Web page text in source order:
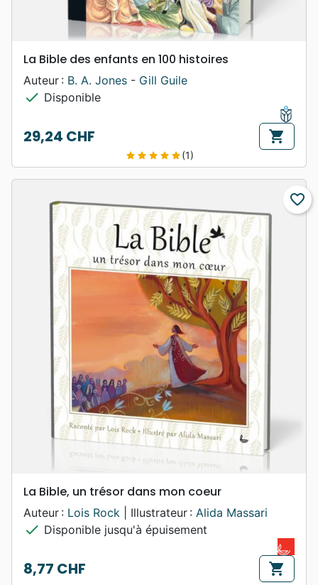
La Bible des enfants en 100 histoires
Auteur : B. A. Jones - Gill Guile
check Disponible
Prix
29,24 CHF shopping_cart
star star star star star(1)
favorite_border
La Bible, un trésor dans mon coeur
Auteur : Lois Rock | Illustrateur : Alida Massari
check Disponible jusqu'à épuisement
Prix
8,77 CHF shopping_cart